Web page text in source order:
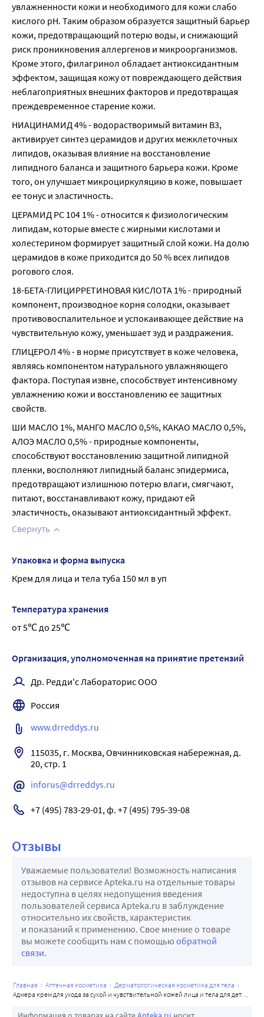
увлажненности кожи и необходимого для кожи слабо
кислого pH. Таким образом образуется защитный барьер
кожи, предотвращающий потерю воды, и снижающий
риск проникновения аллергенов и микроорганизмов.
Кроме этого, филагринол обладает антиоксидантным
эффектом, защищая кожу от повреждающего действия
неблагоприятных внешних факторов и предотвращая
преждевременное старение кожи.
НИАЦИНАМИД 4% - водорастворимый витамин В3,
активирует синтез церамидов и других межклеточных
липидов, оказывая влияние на восстановление
липидного баланса и защитного барьера кожи. Кроме
того, он улучшает микроциркуляцию в коже, повышает
ее тонус и эластичность.
ЦЕРАМИД РС 104 1% - относится к физиологическим
липидам, которые вместе с жирными кислотами и
холестерином формирует защитный слой кожи. На долю
церамидов в коже приходится до 50 % всех липидов
рогового слоя.
18-БЕТА-ГЛИЦИРРЕТИНОВАЯ КИСЛОТА 1% - природный
компонент, производное корня солодки, оказывает
противовоспалительное и успокаивающее действие на
чувствительную кожу, уменьшает зуд и раздражения.
ГЛИЦЕРОЛ 4% - в норме присутствует в коже человека,
являясь компонентом натурального увлажняющего
фактора. Поступая извне, способствует интенсивному
увлажнению кожи и восстановлению ее защитных
свойств.
ШИ МАСЛО 1%, МАНГО МАСЛО 0,5%, КАКАО МАСЛО 0,5%,
АЛОЭ МАСЛО 0,5% - природные компоненты,
способствуют восстановлению защитной липидной
пленки, восполняют липидный баланс эпидермиса,
предотвращают излишнюю потерю влаги, смягчают,
питают, восстанавливают кожу, придают ей
эластичность, оказывают антиоксидантный эффект.
Свернуть
Упаковка и форма выпуска
Крем для лица и тела туба 150 мл в уп
Температура хранения
от 5℃ до 25℃
Организация, уполномоченная на принятие претензий
Др. Редди'с Лабораторис ООО
Россия
www.drreddys.ru
115035, г. Москва, Овчинниковская набережная, д.
20, стр. 1
inforus@drreddys.ru
+7 (495) 783-29-01, ф. +7 (495) 795-39-08
Отзывы
Уважаемые пользователи! Возможность написания
отзывов на сервисе Apteka.ru на отдельные товары
недоступна в целях недопущения введения
пользователей сервиса Apteka.ru в заблуждение
относительно их свойств, характеристик
и показаний к применению. Свое мнение о товаре
вы можете сообщить нам с помощью обратной
связи.
главная аптечная косметика
дерматологическая косметика для тела
адмера крем для ухода за сухой и чувствительной кожей лица и тела для детей 0+ и взрослых 150 мл